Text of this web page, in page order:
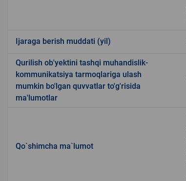
Ijaraga berish muddati (yil)
Qurilish ob'yektini tashqi muhandislik-
kommunikatsiya tarmoqlariga ulash
mumkin bo'lgan quvvatlar to'g'risida
ma'lumotlar
Qo`shimcha ma`lumot